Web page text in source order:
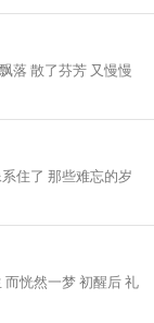
落 散了芬芳 又慢慢
住了 那些难忘的岁
恍然一梦 初醒后 礼